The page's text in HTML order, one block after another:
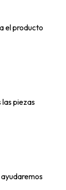
el producto
las piezas
ayudaremos